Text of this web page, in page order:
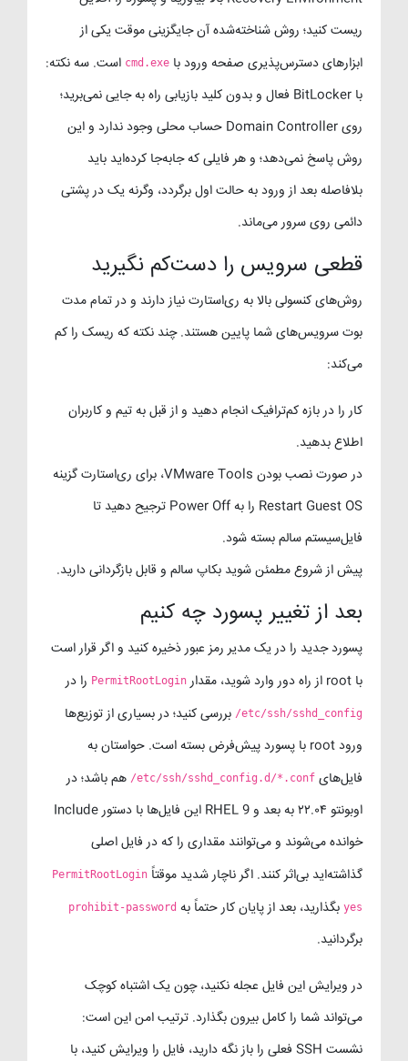
ریست کنید؛ روش شناخته‌شده آن جایگزینی موقت یکی از
ابزارهای دسترس‌پذیری صفحه ورود با cmd.exe است. سه نکته:
با BitLocker فعال و بدون کلید بازیابی راه به جایی نمی‌برید؛
روی Domain Controller حساب محلی وجود ندارد و این
روش پاسخ نمی‌دهد؛ و هر فایلی که جابه‌جا کرده‌اید باید
بلافاصله بعد از ورود به حالت اول برگردد، وگرنه یک در پشتی
دائمی روی سرور می‌ماند.
قطعی سرویس را دست‌کم نگیرید
روش‌های کنسولی بالا به ری‌استارت نیاز دارند و در تمام مدت
بوت سرویس‌های شما پایین هستند. چند نکته که ریسک را کم
می‌کند:
کار را در بازه کم‌ترافیک انجام دهید و از قبل به تیم و کاربران
اطلاع بدهید.
در صورت نصب بودن VMware Tools، برای ری‌استارت گزینه
Restart Guest OS را به Power Off ترجیح دهید تا
فایل‌سیستم سالم بسته شود.
پیش از شروع مطمئن شوید بکاپ سالم و قابل بازگردانی دارید.
بعد از تغییر پسورد چه کنیم
پسورد جدید را در یک مدیر رمز عبور ذخیره کنید و اگر قرار است
با root از راه دور وارد شوید، مقدار
PermitRootLogin را در
/etc/ssh/sshd_config بررسی کنید؛ در بسیاری از توزیع‌ها
ورود root با پسورد پیش‌فرض بسته است. حواستان به
فایل‌های /etc/ssh/sshd_config.d/*.conf هم باشد؛ در
اوبونتو ۲۲.۰۴ به بعد و RHEL 9 این فایل‌ها با دستور Include
خوانده می‌شوند و می‌توانند مقداری را که در فایل اصلی
گذاشته‌اید بی‌اثر کنند. اگر ناچار شدید موقتاً PermitRootLogin
yes بگذارید، بعد از پایان کار حتماً به prohibit-password
برگردانید.
در ویرایش این فایل عجله نکنید، چون یک اشتباه کوچک
می‌تواند شما را کامل بیرون بگذارد. ترتیب امن این است:
نشست SSH فعلی را باز نگه دارید، فایل را ویرایش کنید، با